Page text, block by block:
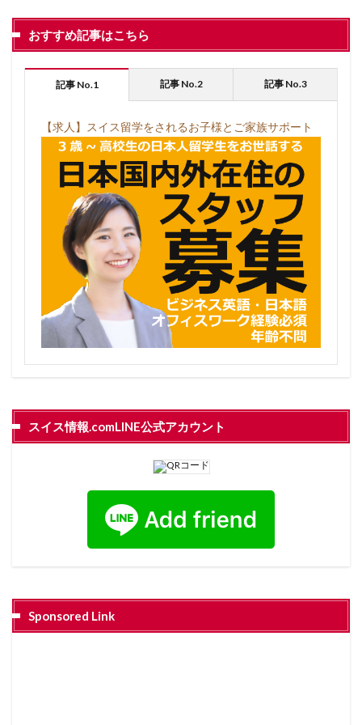
おすすめ記事はこちら
記事 No.1 記事 No.2 記事 No.3
【求人】スイス留学をされるお子様とご家族サポート
スイス情報.comLINE公式アカウント
Sponsored Link